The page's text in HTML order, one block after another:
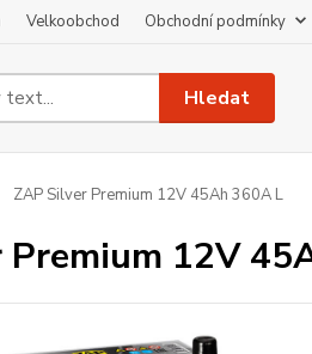
Velkoobchod Obchodní podmínky
Hledat
ZAP Silver Premium 12V 45Ah 360A L
Premium 12V